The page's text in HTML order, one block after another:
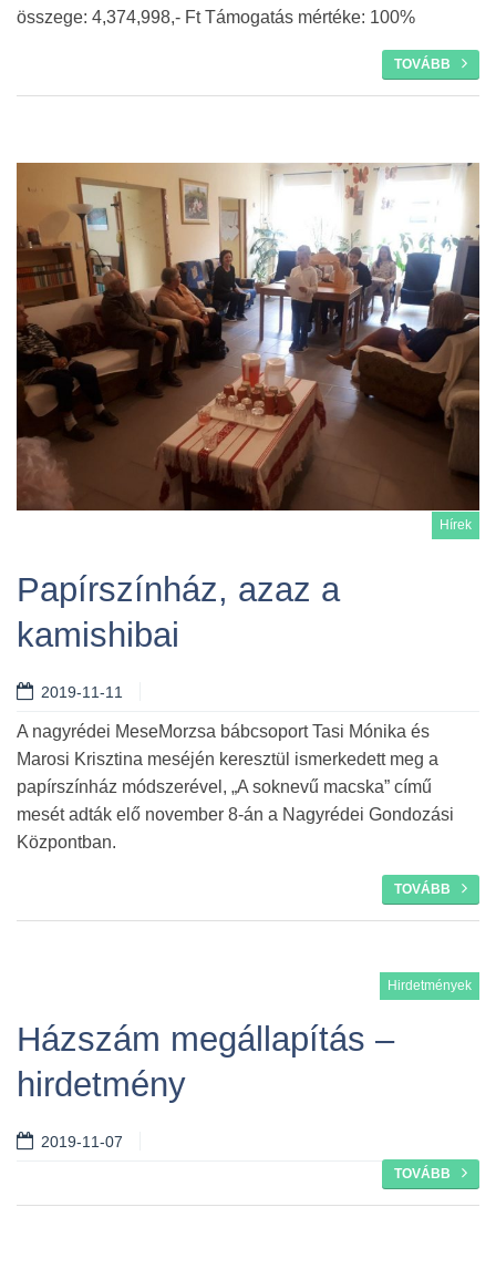
összege: 4,374,998,- Ft Támogatás mértéke: 100%
TOVÁBB
Hírek
Papírszínház, azaz a
kamishibai
2019-11-11
A nagyrédei MeseMorzsa bábcsoport Tasi Mónika és
Marosi Krisztina meséjén keresztül ismerkedett meg a
papírszínház módszerével, „A soknevű macska” című
mesét adták elő november 8-án a Nagyrédei Gondozási
Központban.
TOVÁBB
Hirdetmények
Házszám megállapítás –
hirdetmény
2019-11-07
TOVÁBB